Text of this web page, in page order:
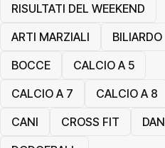
RISULTATI DEL WEEKEND
ARTI MARZIALI
BILIARDO
BOCCE
CALCIO A 5
CALCIO A 7
CALCIO A 8
CANI
CROSS FIT